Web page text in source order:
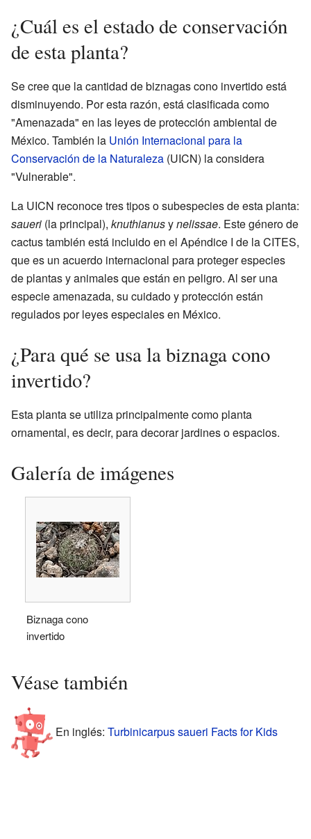
¿Cuál es el estado de conservación
de esta planta?
Se cree que la cantidad de biznagas cono invertido está
disminuyendo. Por esta razón, está clasificada como
"Amenazada" en las leyes de protección ambiental de
México. También la Unión Internacional para la
Conservación de la Naturaleza (UICN) la considera
"Vulnerable".
La UICN reconoce tres tipos o subespecies de esta planta:
saueri (la principal), knuthianusynelissae. Este género de
cactus también está incluido en el Apéndice I de la CITES,
que es un acuerdo internacional para proteger especies
de plantas y animales que están en peligro. Al ser una
especie amenazada, su cuidado y protección están
regulados por leyes especiales en México.
¿Para qué se usa la biznaga cono
invertido?
Esta planta se utiliza principalmente como planta
ornamental, es decir, para decorar jardines o espacios.
Galería de imágenes
Biznaga cono
invertido
Véase también
En inglés: Turbinicarpus saueri Facts for Kids